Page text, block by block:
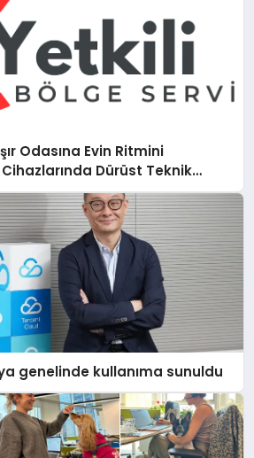
Odasına Evin Ritmini
Dürüst Teknik
genelinde kullanıma sunuldu